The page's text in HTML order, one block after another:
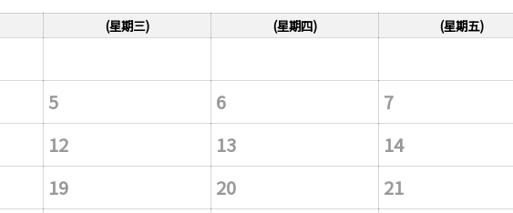
(星期三) (星期四) (星期五)
5 6 7
12 13 14
19 20 21